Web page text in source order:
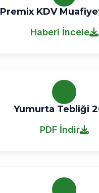
Premix KDV
Haberi İncele
Yumurta Tebliği
PDF İndir